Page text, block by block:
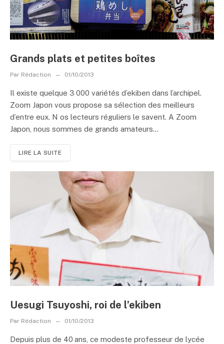
Grands plats et petites boîtes
Par Rédaction 01/10/2013
Il existe quelque 3 000 variétés d’ekiben dans l’archipel.
Zoom Japon vous propose sa sélection des meilleurs
d’entre eux. N os lecteurs réguliers le savent. A Zoom
Japon, nous sommes de grands amateurs...
LIRE LA SUITE
Uesugi Tsuyoshi, roi de l’ekiben
Par Rédaction 01/10/2013
Depuis plus de 40 ans, ce modeste professeur de lycée